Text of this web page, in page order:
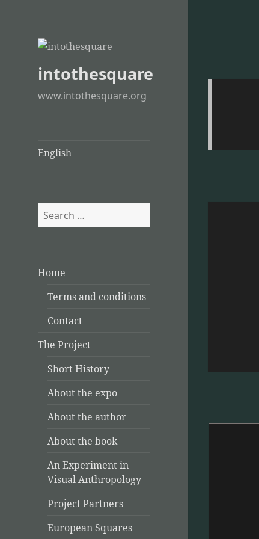
intothesquare
www.intothesquare.org
English
Search
for:
Home
Terms and conditions
Contact
The Project
Short History
About the expo
About the author
About the book
An Experiment in
Visual Anthropology
Project Partners
European Squares